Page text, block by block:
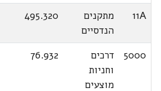
11A
מתקנים
הנדסיים
495.320
5000
דרכים
וחניות
מוצעים
76.932